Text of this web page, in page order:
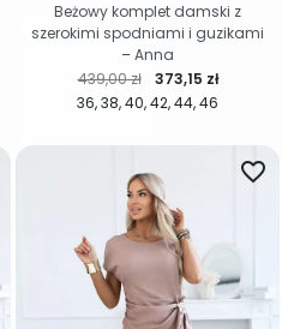
36 38 40 42 44 46
Cena regularna
439,00 zł Cena
373,15 zł
Beżowy komplet damski z
szerokimi spodniami i guzikami
– Anna
favorite_border